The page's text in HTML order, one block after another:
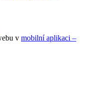
v mobilní aplikaci –